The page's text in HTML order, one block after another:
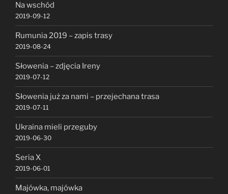
Na wschód
2019-09-12
Rumunia 2019 – zapis trasy
2019-08-24
Słowenia – zdjęcia Ireny
2019-07-12
Słowenia już za nami – przejechana trasa
2019-07-11
Ukraina mieli przeguby
2019-06-30
Seria X
2019-06-01
Majówka, majówka